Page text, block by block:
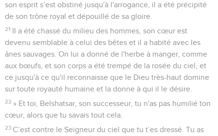
son esprit s’est obstiné jusqu'à l'arrogance, il a été précipité
de son trône royal et dépouillé de sa gloire.
21 Il a été chassé du milieu des hommes, son cœur est
devenu semblable à celui des bêtes et il a habité avec les
ânes sauvages. On lui a donné de l'herbe à manger, comme
aux bœufs, et son corps a été trempé de la rosée du ciel, et
ce jusqu'à ce qu'il reconnaisse que le Dieu très-haut domine
sur toute royauté humaine et la donne à qui il le désire.
22 » Et toi, Belshatsar, son successeur, tu n'as pas humilié ton
cœur, alors que tu savais tout cela.
23 C’est contre le Seigneur du ciel que tu t’es dressé. Tu as